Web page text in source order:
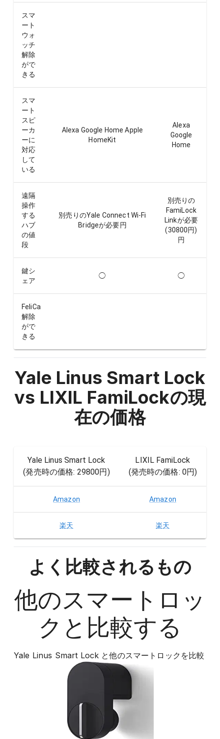
スマ
ート
ウォ
ッチ
解除
がで
きる
スマ
ート
スピ
ーカ
ーに
対応
して
いる
Alexa Google Home Apple
HomeKit
Alexa
Google
Home
遠隔
操作
する
ハブ
の値
段
別売りのYale Connect Wi-Fi
Bridgeが必要円
別売りの
FamiLock
Linkが必要
(30800円)
円
鍵シ
ェア
◯ ◯
FeliCa
解除
がで
きる
Yale Linus Smart Lock
vs LIXIL FamiLockの現
在の価格
Yale Linus Smart Lock
(発売時の価格: 29800円)
LIXIL FamiLock
(発売時の価格: 0円)
Amazon Amazon
楽天 楽天
よく比較されるもの
他のスマートロッ
ク と比較する
Yale Linus Smart Lock と他のスマートロック を比較